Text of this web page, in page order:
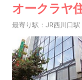
オークラヤ
最寄り駅：JR西川口駅